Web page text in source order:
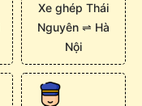
Xe ghép Thái
Nguyên ⇌ Hà
Nội